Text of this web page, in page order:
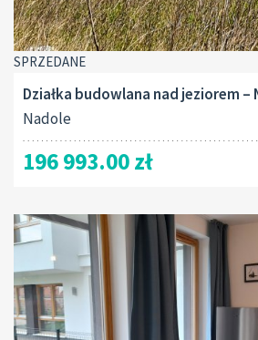
SPRZEDANE
Działka budowlana nad jeziorem –
Nadole
196 993.00 zł